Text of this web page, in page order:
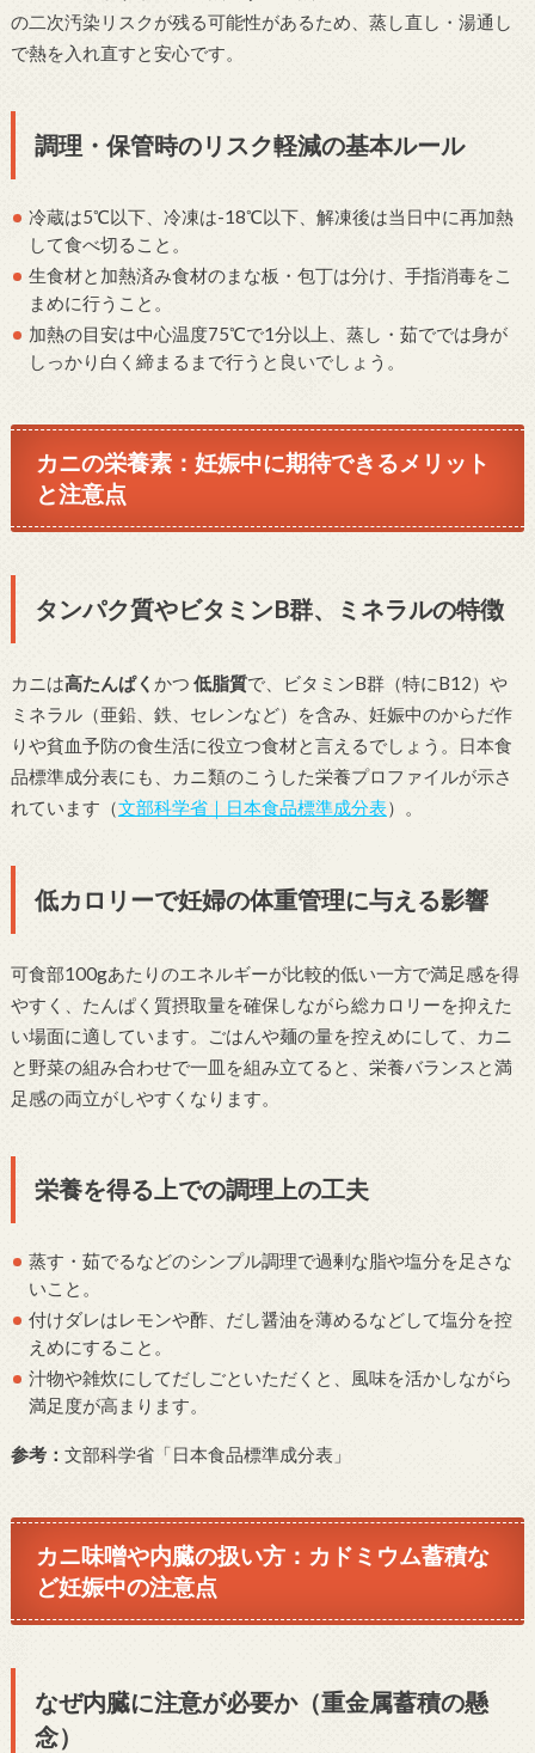
の二次汚染リスクが残る可能性があるため、蒸し直し・湯通し
で熱を入れ直すと安心です。
調理・保管時のリスク軽減の基本ルール
冷蔵は5℃以下、冷凍は-18℃以下、解凍後は当日中に再加熱
して食べ切ること。
生食材と加熱済み食材のまな板・包丁は分け、手指消毒をこ
まめに行うこと。
加熱の目安は中心温度75℃で1分以上、蒸し・茹ででは身が
しっかり白く締まるまで行うと良いでしょう。
カニの栄養素：妊娠中に期待できるメリット
と注意点
タンパク質やビタミンB群、ミネラルの特徴
カニは高たんぱく かつ 低脂質で、ビタミンB群（特にB12）や
ミネラル（亜鉛、鉄、セレンなど）を含み、妊娠中のからだ作
りや貧血予防の食生活に役立つ食材と言えるでしょう。日本食
品標準成分表にも、カニ類のこうした栄養プロファイルが示さ
れています（文部科学省｜日本食品標準成分表）。
低カロリーで妊婦の体重管理に与える影響
可食部100gあたりのエネルギーが比較的低い一方で満足感を得
やすく、たんぱく質摂取量を確保しながら総カロリーを抑えた
い場面に適しています。ごはんや麺の量を控えめにして、カニ
と野菜の組み合わせで一皿を組み立てると、栄養バランスと満
足感の両立がしやすくなります。
栄養を得る上での調理上の工夫
蒸す・茹でるなどのシンプル調理で過剰な脂や塩分を足さな
いこと。
付けダレはレモンや酢、だし醤油を薄めるなどして塩分を控
えめにすること。
汁物や雑炊にしてだしごといただくと、風味を活かしながら
満足度が高まります。
参考： 文部科学省「日本食品標準成分表」
カニ味噌や内臓の扱い方：カドミウム蓄積な
ど妊娠中の注意点
なぜ内臓に注意が必要か（重金属蓄積の懸
念）